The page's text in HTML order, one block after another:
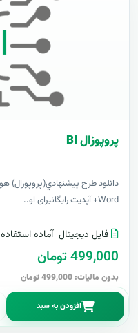
پروپوزال BI
Word+ آپدیت رایگانبرای او..
فایل دیجیتال آماده استفاده
499,000 تومان
بدون مالیات: 499,000 تومان
افزودن به سبد